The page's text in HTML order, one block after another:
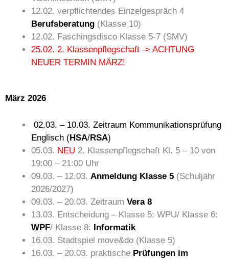
12.02. verpflichtendes Einzelgespräch 4
Berufsberatung (Klasse 10)
12.02. Faschingsdisco Klasse 5-7 (SMV)
25.02. 2. Klassenpflegschaft -> ACHTUNG
NEUER TERMIN MÄRZ!
März 2026
02.03. – 10.03. Zeitraum Kommunikationsprüfung
Englisch (HSA/RSA)
05.03. NEU 2. Klassenpflegschaft Kl. 5 – 10 von
19:00 – 21:00 Uhr
09.03. – 12.03. Anmeldung Klasse 5 (Schuljahr
2026/2027)
09.03. – 20.03. Zeitraum Vera 8
13.03. Entscheidung – Klasse 5: WPU/ Klasse 6:
WPF/ Klasse 8:
Informatik
16.03. Stadtspiel move&do (Klasse 5)
16.03. – 20.03. praktische Prüfungen im